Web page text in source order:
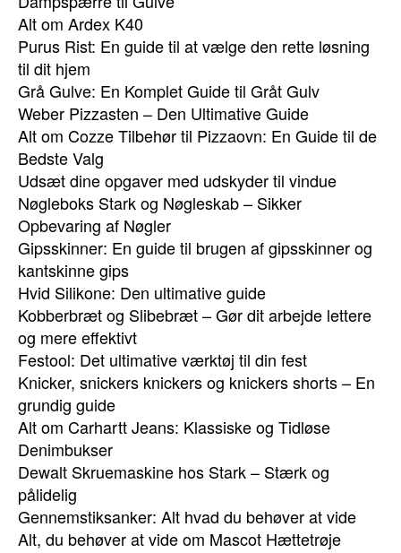
Alt om Ardex K40
Purus Rist: En guide til at vælge den rette løsning
til dit hjem
Grå Gulve: En Komplet Guide til Gråt Gulv
Weber Pizzasten – Den Ultimative Guide
Alt om Cozze Tilbehør til Pizzaovn: En Guide til de
Bedste Valg
Udsæt dine opgaver med udskyder til vindue
Nøgleboks Stark og Nøgleskab – Sikker
Opbevaring af Nøgler
Gipsskinner: En guide til brugen af gipsskinner og
kantskinne gips
Hvid Silikone: Den ultimative guide
Kobberbræt og Slibebræt – Gør dit arbejde lettere
og mere effektivt
Festool: Det ultimative værktøj til din fest
Knicker, snickers knickers og knickers shorts – En
grundig guide
Alt om Carhartt Jeans: Klassiske og Tidløse
Denimbukser
Dewalt Skruemaskine hos Stark – Stærk og
pålidelig
Gennemstiksanker: Alt hvad du behøver at vide
Alt, du behøver at vide om Mascot Hættetrøje